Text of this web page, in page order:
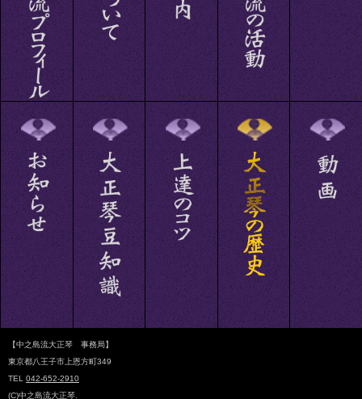
【中之島流大正琴 事務局】
東京都八王子市上恩方町349
TEL 042-652-2910
(C)中之島流大正琴.